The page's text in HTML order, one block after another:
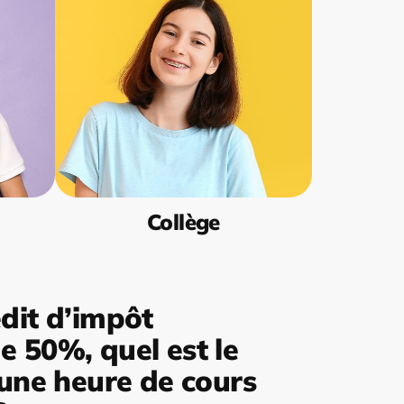
Collège
d’impôt
50%, quel est le
heure de cours